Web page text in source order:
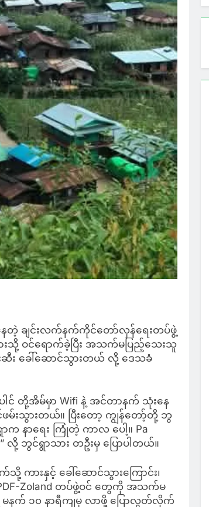
တဲ့ ချင်းလက်နက်ကိုင်တော်လှန်ရေးတပ်ဖွဲ့
းသို့ ဝင်ရောက်ခဲ့ပြီး အသက်မပြည့်သေးသူ
း ခေါ်ဆောင်သွားတယ် လို့ ဒေသခံ
ေါင် တို့အိမ်မှာ Wifi နဲ့ အင်တာနက် သုံးနေ
သွားတယ်။ ပြီးတော့ ကျွန်တော့်တို့ ဘွ
နာရေး ကြုံတဲ့ ကာလ ပေါ့။ Pa
ဘွင်ရွာသား တဦးမှ ပြောပါတယ်။
းနှင့် ခေါ်ဆောင်သွားကြောင်း၊
Zoland တပ်ဖွဲ့ဝင် တွေကို အသက်မ
နက် ၁၀ နာရီကျမှ လာဖို့ ပြောလွတ်လိုက်